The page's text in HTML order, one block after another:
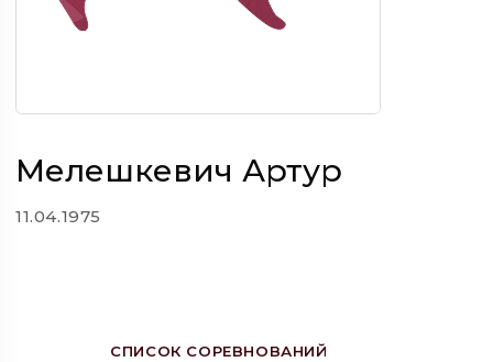
Мелешкевич Артур
11.04.1975
СПИСОК СОРЕВНОВАНИЙ